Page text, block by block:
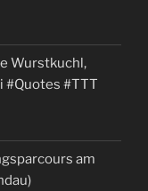
Wurstkuchl,
#TTT
am